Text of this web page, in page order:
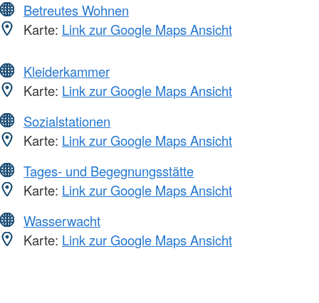
Betreutes Wohnen
Karte: Link zur Google Maps Ansicht
Kleiderkammer
Karte: Link zur Google Maps Ansicht
Sozialstationen
Karte: Link zur Google Maps Ansicht
Tages- und Begegnungsstätte
Karte: Link zur Google Maps Ansicht
Wasserwacht
Karte: Link zur Google Maps Ansicht